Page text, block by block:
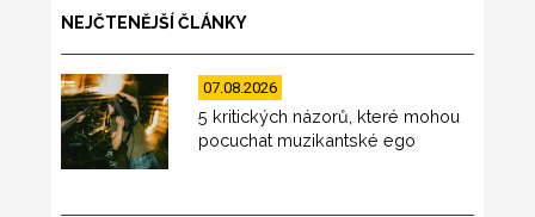
NEJČTENĚJŠÍ ČLÁNKY
07.08.2026
5 kritických názorů, které mohou
pocuchat muzikantské ego